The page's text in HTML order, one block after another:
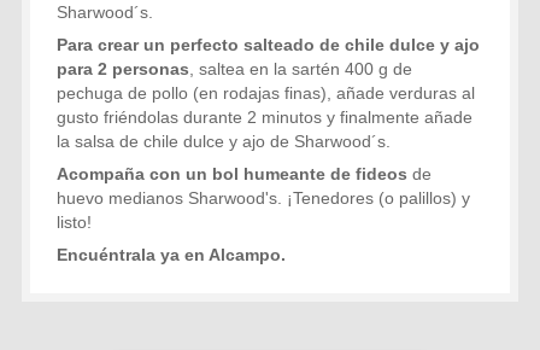
Sharwood´s.
Para crear un perfecto salteado de chile dulce y ajo
para 2 personas , saltea en la sartén 400 g de
pechuga de pollo (en rodajas finas), añade verduras al
gusto friéndolas durante 2 minutos y finalmente añade
la salsa de chile dulce y ajo de Sharwood´s.
Acompaña con un bol humeante de fideos de
huevo medianos Sharwood's. ¡Tenedores (o palillos) y
listo!
Encuéntrala ya en Alcampo.